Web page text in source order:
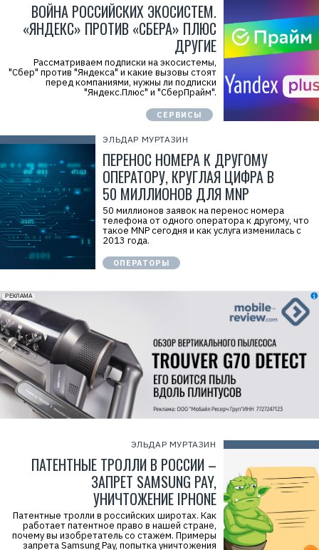
ВОЙНА РОССИЙСКИХ ЭКОСИСТЕМ.
«ЯНДЕКС» ПРОТИВ «СБЕРА» ПЛЮС
ДРУГИЕ
Рассматриваем подписки на экосистемы,
"Сбер" против "Яндекса" и какие вызовы стоят
перед компаниями, нужны ли подписки
"Яндекс.Плюс" и "СберПрайм".
СЕРВИСЫ
ЭЛЬДАР МУРТАЗИН
ПЕРЕНОС НОМЕРА К ДРУГОМУ
ОПЕРАТОРУ, КРУГЛАЯ ЦИФРА В
50 МИЛЛИОНОВ ДЛЯ MNP
50 миллионов заявок на перенос номера
телефона от одного оператора к другому, что
такое MNP сегодня и как услуга изменилась с
2013 года.
ОПЕРАТОРЫ
ЭЛЬДАР МУРТАЗИН
ПАТЕНТНЫЕ ТРОЛЛИ В РОССИИ –
ЗАПРЕТ SAMSUNG PAY,
УНИЧТОЖЕНИЕ IPHONE
Патентные тролли в российских широтах. Как
работает патентное право в нашей стране,
почему вы изобретатель со стажем. Примеры
запрета Samsung Pay, попытка уничтожения
erid: 2VfnxxmNzs5
РЕКЛАМА